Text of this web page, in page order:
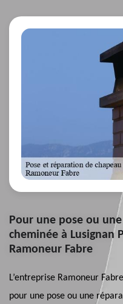
Pour une pose ou
cheminée à Lusignan
Ramoneur Fabre
L’entreprise Ramoneur
pour une pose ou une